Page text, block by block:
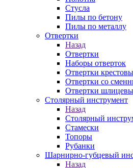
Стусла
Пилы по бетону
Пилы по металлу
Отвертки
Назад
Отвертки
Наборы отверток
Отвертки
Отвертки со
Отвертки
Столярный инструмент
Назад
Столярный
Стамески
Топоры
Рубанки
Шарнирно-губцевый
Назад